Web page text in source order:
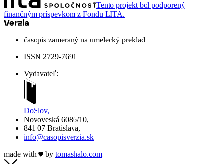
Tento projekt bol podporený
finančným príspevkom z Fondu LITA.
časopis zameraný na umelecký preklad
ISSN 2729-7691
Vydavateľ:
DoSlov,
Novoveská 6086/10,
841 07 Bratislava,
info@casopisverzia.sk
made with
by tomashalo.com